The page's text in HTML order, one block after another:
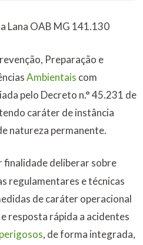
Lana OAB MG 141.130
Preparação e
Ambientais com
pelo Decreto n.° 45.231 de
caráter de instância
natureza permanente.
finalidade deliberar sobre
regulamentares e técnicas
de caráter operacional
resposta rápida a acidentes
, de forma integrada,